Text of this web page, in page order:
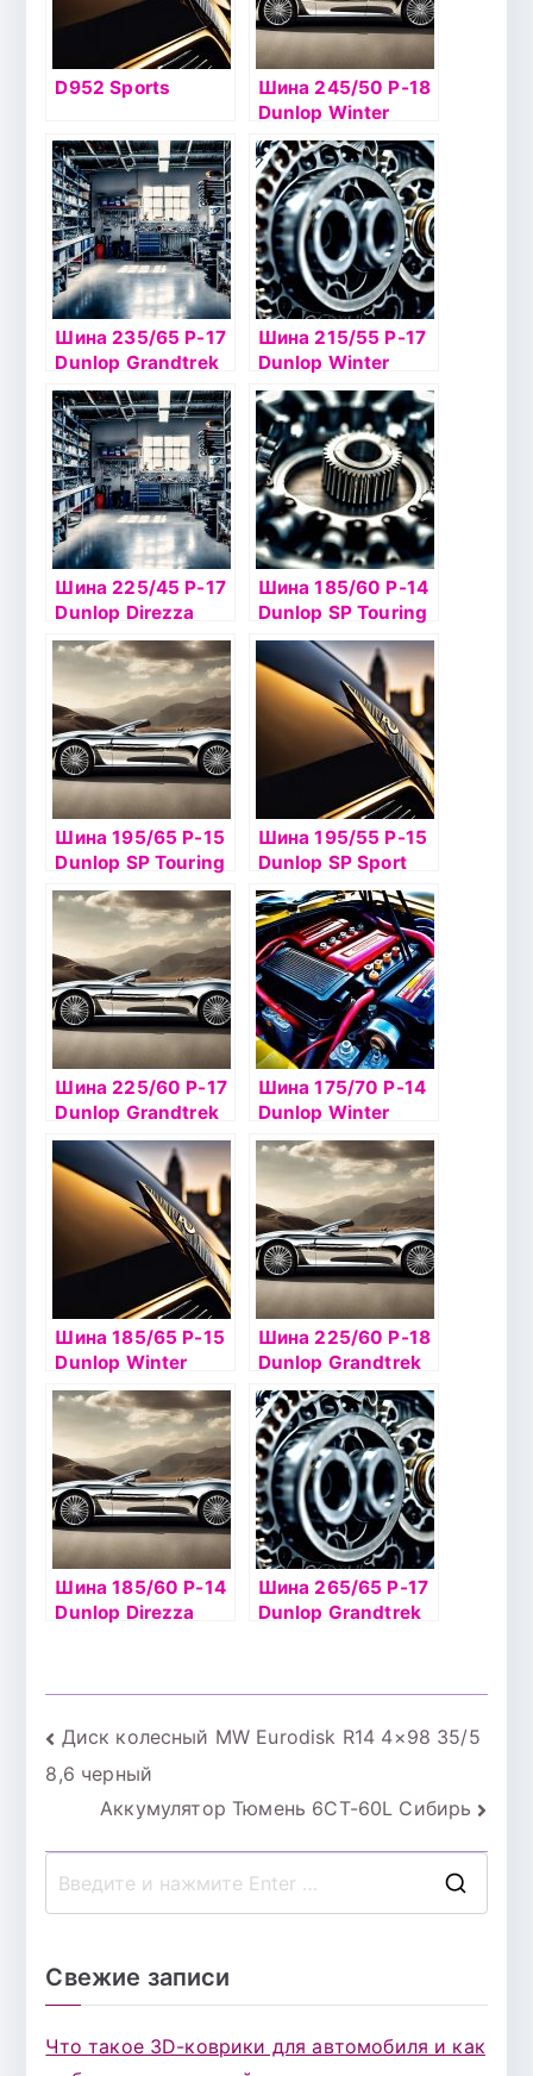
D952 Sports
Шина 245/50 Р-18
Dunlop Winter
Ice02 104 б/к шип
Шина 235/65 Р-17
Dunlop Grandtrek
Ice 02 108Т шип
Шина 215/55 Р-17
Dunlop Winter
Ice02 98Tб/к шип
Шина 225/45 Р-17
Dunlop Direzza
DZ102 94W б/к
Шина 185/60 Р-14
Dunlop SP Touring
T1 82T TL
Шина 195/65 Р-15
Dunlop SP Touring
T1 91T б/к
Шина 195/55 Р-15
Dunlop SP Sport
LM704 85V б/к
Шина 225/60 Р-17
Dunlop Grandtrek
ST20 99H б/к
Шина 175/70 Р-14
Dunlop Winter
Ice02 84Tб/к шип
Шина 185/65 Р-15
Dunlop Winter
Ice02 92T б/к шип
Шина 225/60 Р-18
Dunlop Grandtrek
Ice 02 104Т шип
Шина 185/60 Р-14
Dunlop Direzza
Шина 265/65 Р-17
Dunlop Grandtrek
Навигация
по
записям
Диск колесный MW Eurodisk R14 4×98 35/5
8,6 черный
Аккумулятор Тюмень 6СТ-60L Сибирь
Свежие записи
Что такое 3D-коврики для автомобиля и как